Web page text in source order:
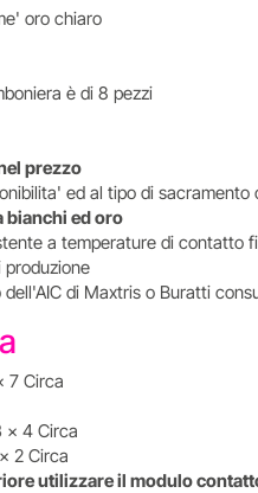
oro chiaro
è di 8 pezzi
prezzo
ed al tipo di sacramento
bianchi ed oro
a temperature di contatto
di Maxtris o Buratti
7 Circa
x 4 Circa
2 Circa
utilizzare il modulo